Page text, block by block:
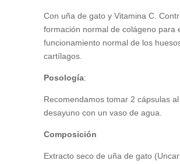
Con uña de gato y Vitamina C.
formación normal de colágeno para
funcionamiento normal de los
cartílagos.
Posología:
Recomendamos tomar 2 cápsulas
desayuno con un vaso de agua.
Composición
Extracto seco de uña de gato